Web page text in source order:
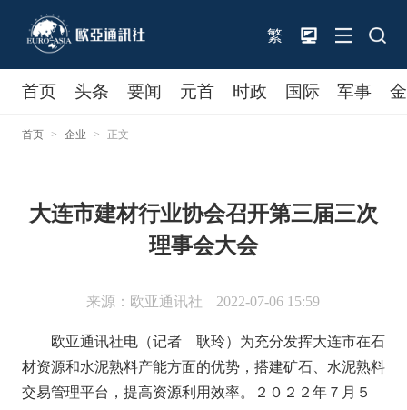
繁
首页 头条 要闻 元首 时政 国际 军事
首页 > 企业 > 正文
大连市建材行业协会召开第三届三次
理事会大会
来源：欧亚通讯社 2022-07-06 15:59
欧亚通讯社电（记者 耿玲）为充分发挥大连市在石
材资源和水泥熟料产能方面的优势，搭建矿石、水泥熟料
交易管理平台，提高资源利用效率。２０２２年７月５